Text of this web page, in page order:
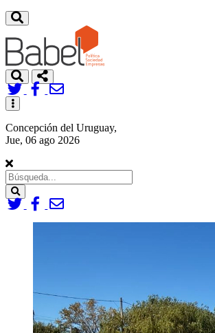
Toggle
navigation
Concepción del Uruguay,
Jue, 06 ago 2026
Search